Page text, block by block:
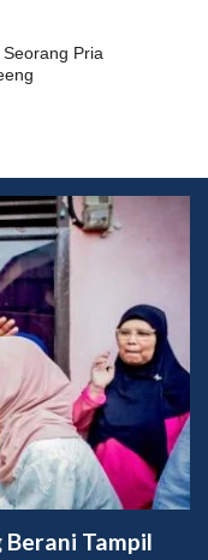
Pria
Tampil